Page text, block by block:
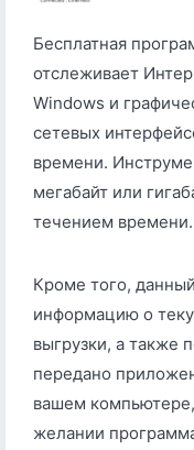
Бесплатная
отслеживает
Windows и
сетевых
времени.
мегабайт или
течением времени.
Кроме того,
информацию о
выгрузки, а также
передано
вашем
желании